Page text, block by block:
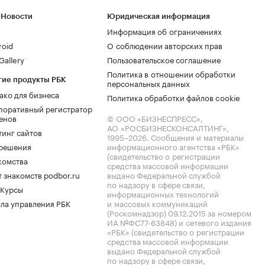
продукты РБК
для бизнеса
регистратор
сайтов
знакомств podbor.ru
управления РБК
Юридическая информация
Информация об ограничениях
О соблюдении авторских прав
Пользовательское соглашение
Политика в отношении обработки
персональных данных
Политика обработки файлов cookie
© ООО «БИЗНЕСПРЕСС»,
АО «РОСБИЗНЕСКОНСАЛТИНГ»,
1995–2026. Сообщения и материалы
информационного агентства «РБК»
(свидетельство о регистрации
средства массовой информации
выдано Федеральной службой
по надзору в сфере связи,
информационных технологий
и массовых коммуникаций
(Роскомнадзор) 09.12.2015 за номером
ИА №ФС77-63848) и сетевого издания
«РБК» (свидетельство о регистрации
средства массовой информации
выдано Федеральной службой
по надзору в сфере связи,